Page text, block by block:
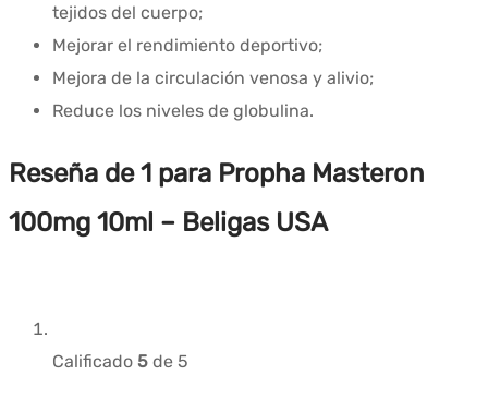
tejidos del cuerpo;
Mejorar el rendimiento deportivo;
Mejora de la circulación venosa y alivio;
Reduce los niveles de globulina.
Reseña de 1 para Propha Masteron
100mg 10ml – Beligas USA
Calificado 5 de 5